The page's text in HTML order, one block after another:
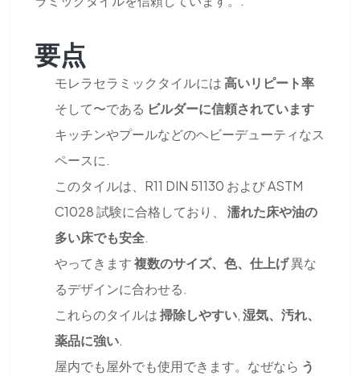
要点
モレラセラミックタイルには高いリピート率
そして〜である ビルダーに信頼されています
キッチンやプールなどのヘビーデューティなス
ペースに.
このタイルは、R11 DIN 51130 および ASTM
C1028 試験に合格しており、 濡れた床や油の
多い床でも安全.
やってきます複数のサイズ、色、仕上げ異な
るデザインに合わせる.
これらのタイルは掃除しやすい,湿気、汚れ、
薬品に強い.
屋内でも屋外でも使用できます。なぜなら う